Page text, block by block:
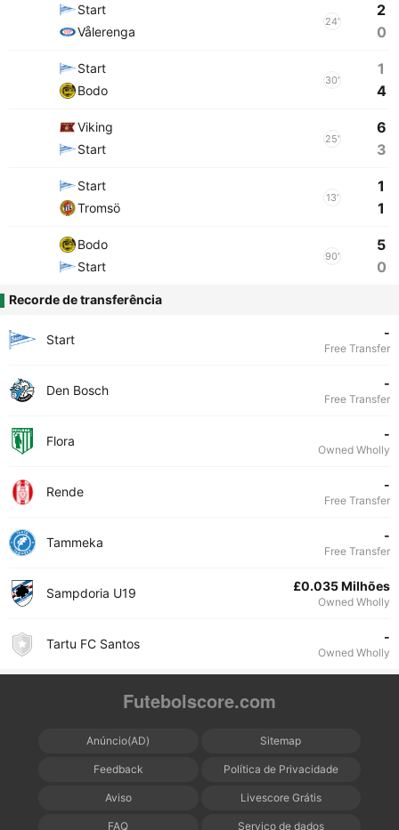
Start
Vålerenga
24'
2
0
Start
Bodo
30'
1
4
Viking
Start
25'
6
3
Start
Tromsö
13'
1
1
Bodo
Start
90'
5
0
Recorde de transferência
Start -
Free Transfer
Den Bosch -
Free Transfer
Flora -
Owned Wholly
Rende -
Free Transfer
Tammeka -
Free Transfer
Sampdoria U19 £0.035 Milhões
Owned Wholly
Tartu FC Santos -
Owned Wholly
Futebolscore.com
Anúncio(AD) Sitemap
Feedback Política de Privacidade
Aviso Livescore Grátis
FAQ Serviço de dados